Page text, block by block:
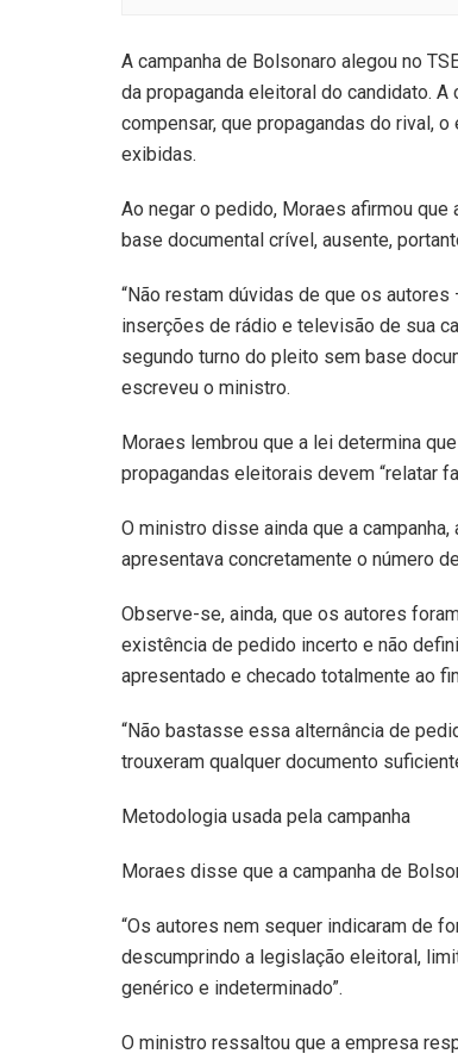
A campanha de Bolsonaro alegou no
da propaganda eleitoral do candidato.
compensar, que propagandas do rival,
exibidas.
Ao negar o pedido, Moraes afirmou
base documental crível, ausente,
“Não restam dúvidas de que os
inserções de rádio e televisão de sua
segundo turno do pleito sem base
escreveu o ministro.
Moraes lembrou que a lei determina
propagandas eleitorais devem “relatar
O ministro disse ainda que a
apresentava concretamente o número
Observe-se, ainda, que os autores
existência de pedido incerto e não
apresentado e checado totalmente ao
“Não bastasse essa alternância de
trouxeram qualquer documento
Metodologia usada pela campanha
Moraes disse que a campanha de
“Os autores nem sequer indicaram de
descumprindo a legislação eleitoral,
genérico e indeterminado”.
O ministro ressaltou que a empresa